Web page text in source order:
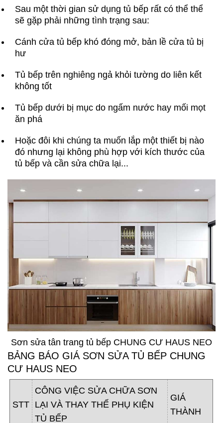
Sau một thời gian sử dụng tủ bếp rất có thể thể
sẽ gặp phải những tình trạng sau:
Cánh cửa tủ bếp khó đóng mở, bản lề cửa tủ bị
hư
Tủ bếp trên nghiêng ngả khỏi tường do liên kết
không tốt
Tủ bếp dưới bị mục do ngấm nước hay mối mọt
ăn phá
Hoặc đôi khi chúng ta muốn lắp một thiết bị nào
đó nhưng lại không phù hợp với kích thước của
tủ bếp và cần sửa chữa lại...
Sơn sửa tân trang tủ bếp CHUNG CƯ HAUS NEO
BẢNG BÁO GIÁ SƠN SỬA TỦ BẾP CHUNG
CƯ HAUS NEO
STT
CÔNG VIỆC SỬA CHỮA SƠN
LẠI VÀ THAY THẾ PHỤ KIỆN
TỦ BẾP
GIÁ
THÀNH